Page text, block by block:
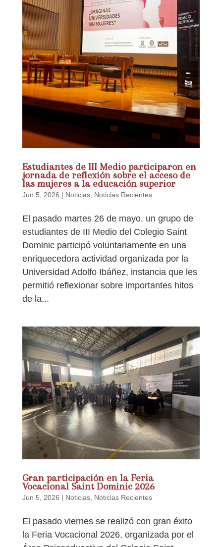
Estudiantes de III Medio participaron en
jornada de reflexión sobre el acceso de
las mujeres a la educación superior
Jun 5, 2026 | Noticias, Noticias Recientes
El pasado martes 26 de mayo, un grupo de
estudiantes de III Medio del Colegio Saint
Dominic participó voluntariamente en una
enriquecedora actividad organizada por la
Universidad Adolfo Ibáñez, instancia que les
permitió reflexionar sobre importantes hitos
de la...
Gran participación en la Feria
Vocacional Saint Dominic 2026
Jun 5, 2026 | Noticias, Noticias Recientes
El pasado viernes se realizó con gran éxito
la Feria Vocacional 2026, organizada por el